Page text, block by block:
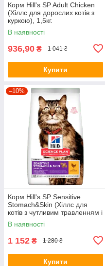
Корм Hill's SP Adult Сhicken
(Хіллс для дорослих котів з
куркою), 1,5кг.
В наявності
936,90 ₴ 1 041 ₴
Купити
–10%
Корм Hill's SP Sensitive
Stomach&Skin (Хіллс для
котів з чутливим травленням і
шкірою), 1,5кг.
В наявності
1 152 ₴ 1 280 ₴
Купити